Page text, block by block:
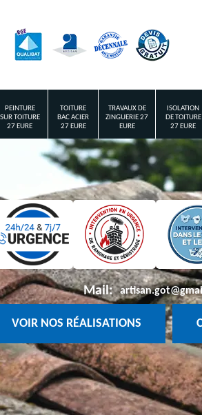
PEINTURE
SUR TOITURE
27 EURE
TOITURE
BAC ACIER
27 EURE
TRAVAUX DE
ZINGUERIE 27
EURE
ISOLATION
DE TOITURE
27 EURE
Mail:
VOIR NOS RÉALISATIONS